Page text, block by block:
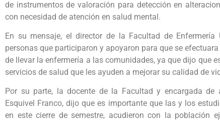
de instrumentos de valoración para detección en
con necesidad de atención en salud mental.
En su mensaje, el director de la Facultad de
personas que participaron y apoyaron para que se
de llevar la enfermería a las comunidades, ya que dijo que
servicios de salud que les ayuden a mejorar su calidad de
Por su parte, la docente de la Facultad y encargada de
Esquivel Franco, dijo que es importante que las y los
en este cierre de semestre, acudieron con la población